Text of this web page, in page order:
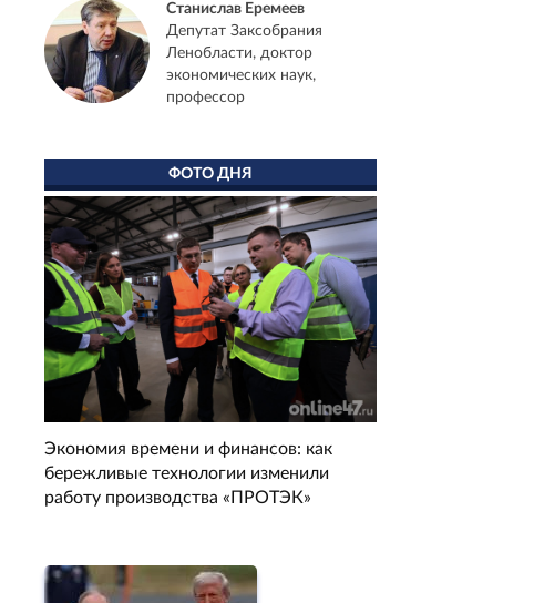
Станислав Еремеев
Депутат Заксобрания
Ленобласти, доктор
экономических наук,
профессор
ФОТО ДНЯ
Экономия времени и финансов: как
бережливые технологии изменили
работу производства «ПРОТЭК»